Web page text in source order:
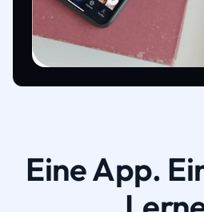
Eine App.